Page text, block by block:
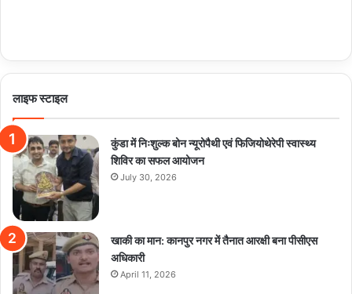
लाइफ स्टाइल
कुंडा में निःशुल्क बोन न्यूरोपैथी एवं फिजियोथेरेपी स्वास्थ्य
शिविर का सफल आयोजन
July 30, 2026
खाकी का मान: कानपुर नगर में तैनात आरक्षी बना पीसीएस
अधिकारी
April 11, 2026